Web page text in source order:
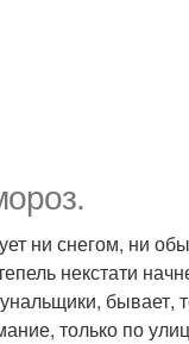
ни снегом, ни
некстати
бывает,
только по